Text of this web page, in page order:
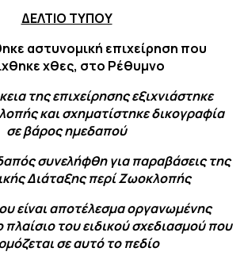
ΔΕΛΤΙΟ ΤΥΠΟΥ
αστυνομική επιχείρηση που
χθες, στο Ρέθυμνο
της επιχείρησης εξιχνιάστηκε
και σχηματίστηκε δικογραφία
σε βάρος ημεδαπού
συνελήφθη για παραβάσεις της
Διάταξης περί Ζωοκλοπής
είναι αποτέλεσμα οργανωμένης
πλαίσιο του ειδικού σχεδιασμού που
σε αυτό το πεδίο